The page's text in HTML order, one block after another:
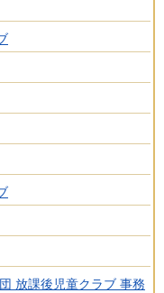
放課後児童クラブ 事務